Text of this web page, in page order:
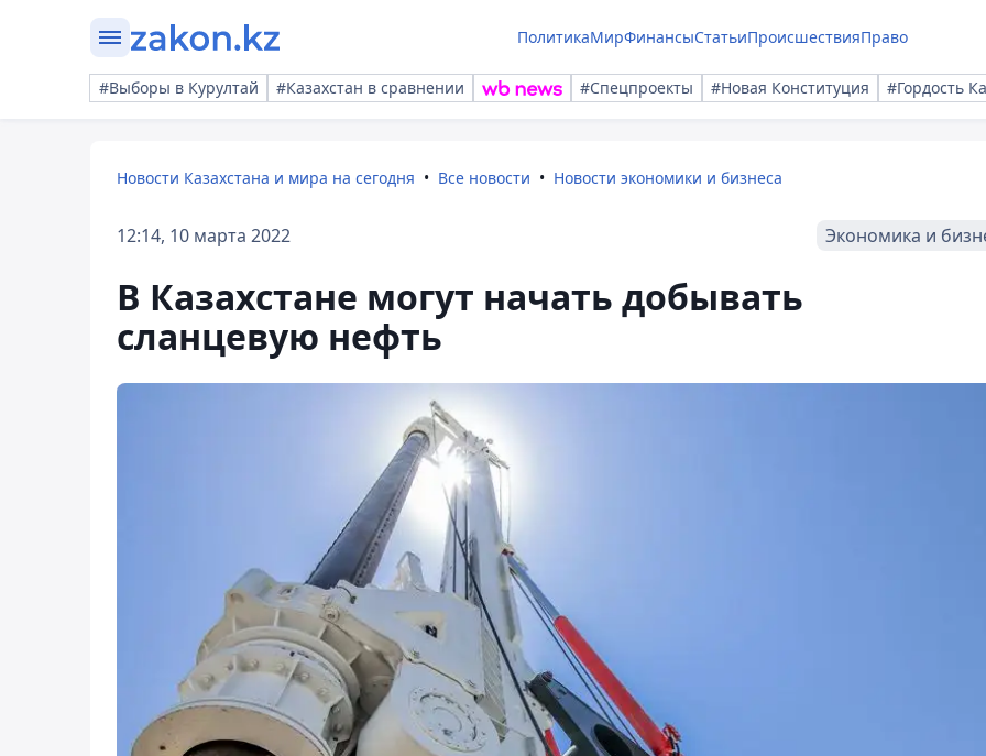
ПолитикаМирФинансыСтатьиПроисшествияПраво
#Выборы в Курултай #Казахстан в сравнении #Спецпроекты #Новая Конституция #Гордость
Новости Казахстана и мира на сегодня Все новости Новости экономики и бизнеса
12:14, 10 марта 2022 Экономика и
В Казахстане могут начать добывать
сланцевую нефть